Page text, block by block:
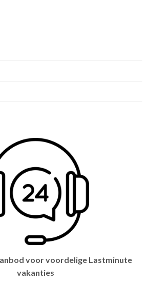
voor voordelige Lastminute
vakanties